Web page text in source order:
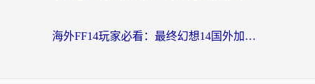
海外FF14玩家必看：最终幻想14国外加速器下载安装全攻略+卡顿解决秘籍